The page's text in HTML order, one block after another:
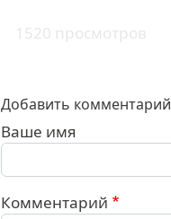
1520 просмотров
Добавить комментарий
Ваше имя
Комментарий